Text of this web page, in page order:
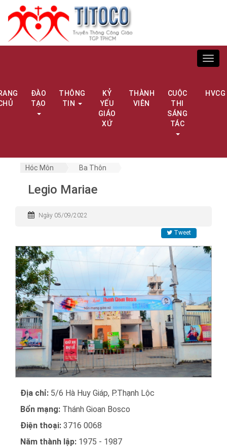
ĐÀO
TẠO
THÔNG
TIN
KỶ
YẾU
GIÁO
XỨ
THÀNH
VIÊN
CUỘC
THI
SÁNG
TÁC
HVCG
Hóc Môn Ba Thôn
Legio Mariae
Ngày 05/09/2022
Tweet
Địa chỉ: 5/6 Hà Huy Giáp, P.Thạnh Lộc
Bổn mạng: Thánh Gioan Bosco
Điện thoại: 3716 0068
Năm thành lập: 1975 - 1987